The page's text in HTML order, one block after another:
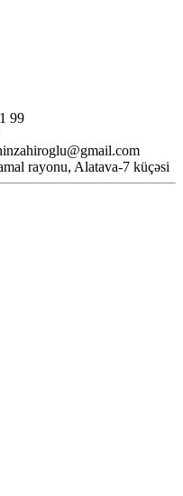
99
rayonu, Alatava-7 küçəsi